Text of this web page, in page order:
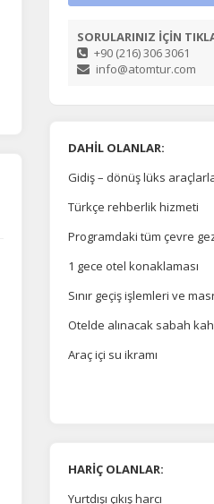
SORULARINIZ İÇİN
+90 (216) 306 3061
info@atomtur.com
DAHİL OLANLAR:
Gidiş – dönüş lüks
Türkçe rehberlik hizmeti
Programdaki tüm çevre
1 gece otel konaklaması
Sınır geçiş işlemleri ve
Otelde alınacak sabah
Araç içi su ikramı
HARİÇ OLANLAR:
Yurtdışı çıkış harcı